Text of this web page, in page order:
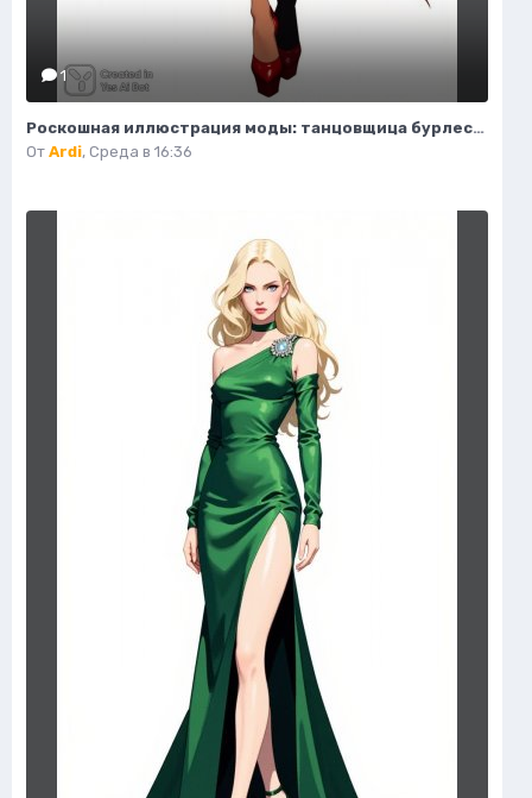
1
Роскошная иллюстрация моды: танцовщица бурлеска в стиле Мулен Руж. Нейронная сеть Flux Ai
От Ardi, Среда в 16:36